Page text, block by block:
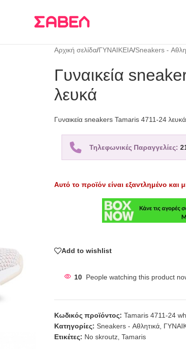
Αρχική σελίδα/ΓΥΝΑΙΚΕΙΑ/Sneakers -
Γυναικεία
λευκά
Γυναικεία sneakers Tamaris 4711-24 λευκά
Τηλεφωνικές Παραγγελίες:
Αυτό το προϊόν είναι εξαντλημένο και
Add to wishlist
10 People watching this product
Κωδικός προϊόντος: Tamaris 4711-24
Κατηγορίες: Sneakers - Αθλητικά,
Ετικέτες: No skroutz, Tamaris